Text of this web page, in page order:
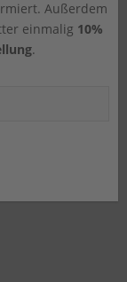
Außerdem
einmalig 10%
.